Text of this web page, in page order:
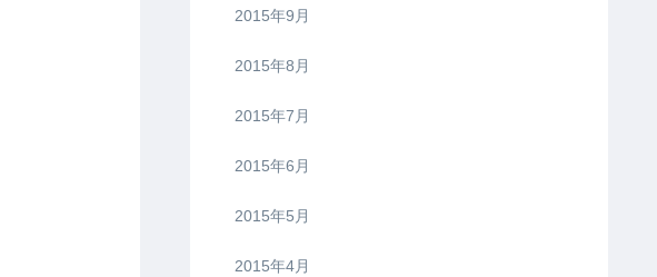
2015年9月
2015年8月
2015年7月
2015年6月
2015年5月
2015年4月